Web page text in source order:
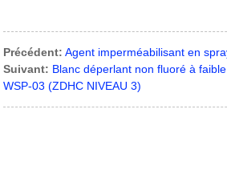
Précédent: Agent imperméabilisant en
Suivant: Blanc déperlant non fluoré à
WSP-03 (ZDHC NIVEAU 3)